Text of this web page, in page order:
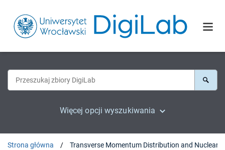
Więcej opcji wyszukiwania
Strona główna